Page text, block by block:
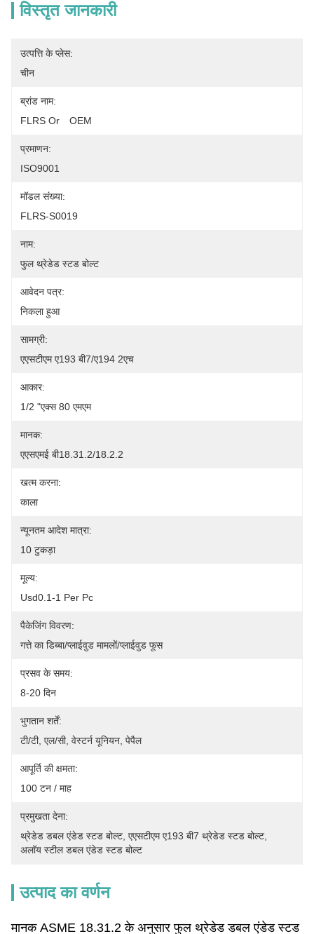
विस्तृत जानकारी
उत्पत्ति के प्लेस:
चीन
ब्रांड नाम:
FLRS Or　OEM
प्रमाणन:
ISO9001
मॉडल संख्या:
FLRS-S0019
नाम:
फुल थ्रेडेड स्टड बोल्ट
आवेदन पत्र:
निकला हुआ
सामग्री:
एएसटीएम ए193 बी7/ए194 2एच
आकार:
1/2 "एक्स 80 एमएम
मानक:
एएसएमई बी18.31.2/18.2.2
खत्म करना:
काला
न्यूनतम आदेश मात्रा:
10 टुकड़ा
मूल्य:
Usd0.1-1 Per Pc
पैकेजिंग विवरण:
गत्ते का डिब्बा/प्लाईवुड मामलों/प्लाईवुड फूस
प्रसव के समय:
8-20 दिन
भुगतान शर्तें:
टी/टी, एल/सी, वेस्टर्न यूनियन, पेपैल
आपूर्ति की क्षमता:
100 टन / माह
प्रमुखता देना:
थ्रेडेड डबल एंडेड स्टड बोल्ट एएसटीएम ए193 बी7 थ्रेडेड स्टड बोल्ट
अलॉय स्टील डबल एंडेड स्टड बोल्ट
उत्पाद का वर्णन
मानक ASME 18.31.2 के अनुसार फुल थ्रेडेड डबल एंडेड स्टड